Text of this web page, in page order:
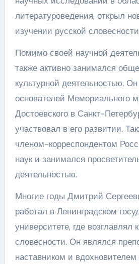
литературоведения, открыл
изучении русской
Помимо своей научной
также активно занимался
культурной деятельностью.
основателей Мемориального
Достоевского в Санкт-
участвовал в его развитии.
членом-корреспондентом
наук и занимался
деятельностью.
Многие годы Дмитрий
работал в Ленинградском
университете, где возглавлял
словесности. Он являлся
наставником и